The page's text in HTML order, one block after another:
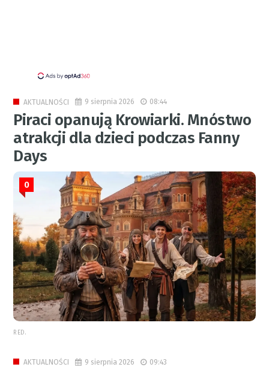
AKTUALNOŚCI 9 sierpnia 2026 08:44
Piraci opanują Krowiarki. Mnóstwo
atrakcji dla dzieci podczas Fanny
Days
0
RED.
AKTUALNOŚCI 9 sierpnia 2026 09:43